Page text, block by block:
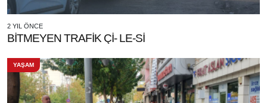
2 YIL ÖNCE
BİTMEYEN TRAFİK Çİ- LE-Sİ
YAŞAM